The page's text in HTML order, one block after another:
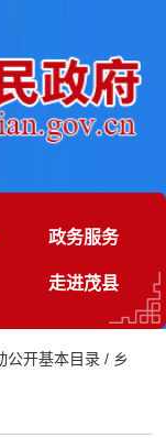
政务服务
走进茂县
公开基本目录 / 乡